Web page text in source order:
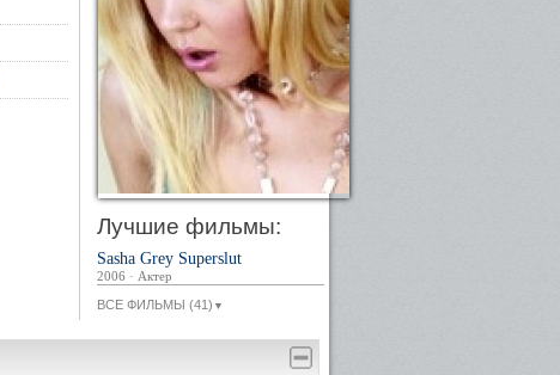
Лучшие фильмы:
Sasha Grey Superslut
2006 · Актер
ВСЕ ФИЛЬМЫ (41) ▼